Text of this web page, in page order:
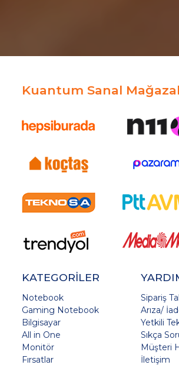
Kuantum Sanal
KATEGORİLER
Notebook
Gaming Notebook
Bilgisayar
All in One
Monitör
Fırsatlar
Sipariş
Arıza/
Yetkili
Sıkça
Müşteri
İletişim